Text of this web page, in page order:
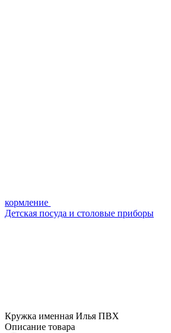
кормление
Детская посуда и столовые приборы
Кружка именная Илья ПВХ
Описание товара